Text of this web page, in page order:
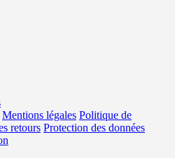
Mentions légales Politique de
retours Protection des données